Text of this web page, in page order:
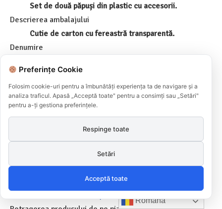
Set de două păpuși din plastic cu accesorii.
Descrierea ambalajului
Cutie de carton cu fereastră transparentă.
Denumire
Tipul/numărul modelului
8881
Cod de bare
6920190288818
este contrafăcut?
Da
Măsuri
Română
Preferințe Cookie
Folosim cookie-uri pentru a îmbunătăți experiența ta de navigare și a
analiza traficul. Apasă „Acceptă toate" pentru a consimți sau „Setări"
pentru a-ți gestiona preferințele.
Respinge toate
Setări
Acceptă toate